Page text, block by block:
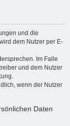
und die
dem Nutzer per E-
Im Falle
und dem Nutzer
wenn der Nutzer
Daten